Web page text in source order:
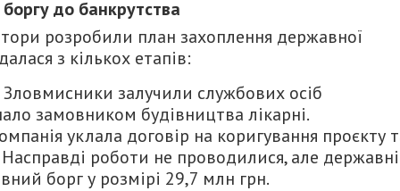
до банкрутства
розробили план захоплення державної
з кількох етапів:
Зловмисники залучили службових осіб
замовником будівництва лікарні.
уклала договір на коригування проєкту
роботи не проводилися, але
борг у розмірі 29,7 млн грн.